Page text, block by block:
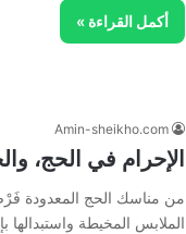
أكمل القراءة »
Amin-sheikho.com
الإحرام في الحج،
من مناسك الحج المعدودة
الملابس المخيطة واستبدالها